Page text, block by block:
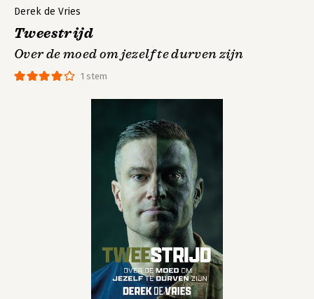
1 stem
Derek de Vries
Tweestrijd
Over de moed om jezelf te durven zijn